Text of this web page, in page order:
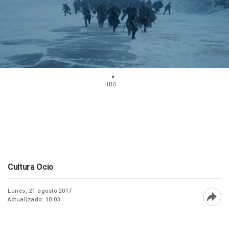
HBO
Cultura Ocio
Lunes, 21 agosto 2017
Actualizado: 10:03